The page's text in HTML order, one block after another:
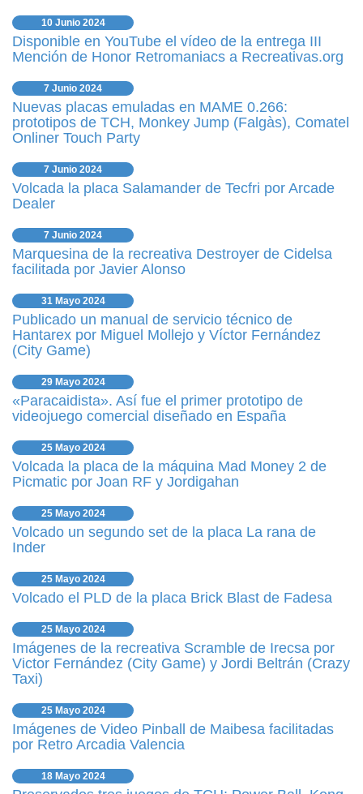
10 Junio 2024
Disponible en YouTube el vídeo de la entrega III
Mención de Honor Retromaniacs a Recreativas.org
7 Junio 2024
Nuevas placas emuladas en MAME 0.266:
prototipos de TCH, Monkey Jump (Falgàs), Comatel
Onliner Touch Party
7 Junio 2024
Volcada la placa Salamander de Tecfri por Arcade
Dealer
7 Junio 2024
Marquesina de la recreativa Destroyer de Cidelsa
facilitada por Javier Alonso
31 Mayo 2024
Publicado un manual de servicio técnico de
Hantarex por Miguel Mollejo y Víctor Fernández
(City Game)
29 Mayo 2024
«Paracaidista». Así fue el primer prototipo de
videojuego comercial diseñado en España
25 Mayo 2024
Volcada la placa de la máquina Mad Money 2 de
Picmatic por Joan RF y Jordigahan
25 Mayo 2024
Volcado un segundo set de la placa La rana de
Inder
25 Mayo 2024
Volcado el PLD de la placa Brick Blast de Fadesa
25 Mayo 2024
Imágenes de la recreativa Scramble de Irecsa por
Victor Fernández (City Game) y Jordi Beltrán (Crazy
Taxi)
25 Mayo 2024
Imágenes de Video Pinball de Maibesa facilitadas
por Retro Arcadia Valencia
18 Mayo 2024